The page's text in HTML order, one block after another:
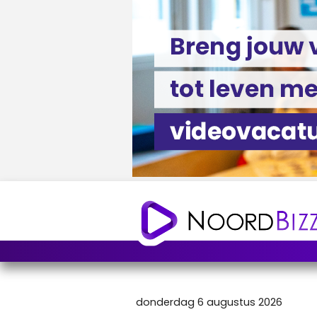
donderdag 6 augustus 2026